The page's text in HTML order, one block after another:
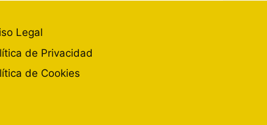
Legal
de Privacidad
de Cookies